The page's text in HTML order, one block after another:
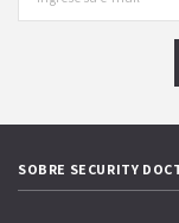
SOBRE SECURITY